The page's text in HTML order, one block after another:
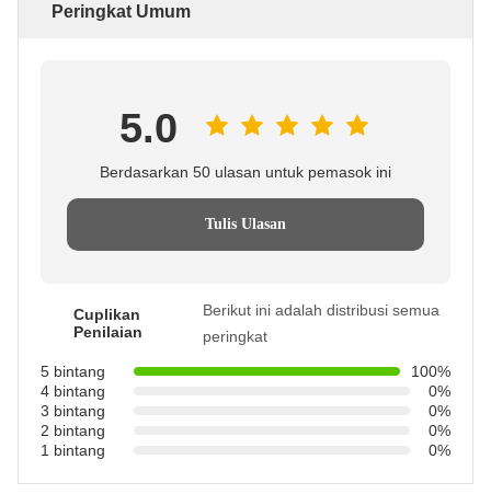
Peringkat Umum
5.0
Berdasarkan 50 ulasan untuk pemasok ini
Tulis Ulasan
Cuplikan
Penilaian
Berikut ini adalah distribusi semua
peringkat
5 bintang
100%
4 bintang
0%
3 bintang
0%
2 bintang
0%
1 bintang
0%